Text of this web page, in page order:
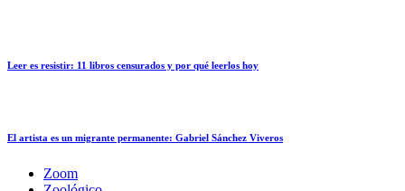
Leer es resistir: 11 libros censurados y por qué leerlos hoy
El artista es un migrante permanente: Gabriel Sánchez Viveros
Zoom